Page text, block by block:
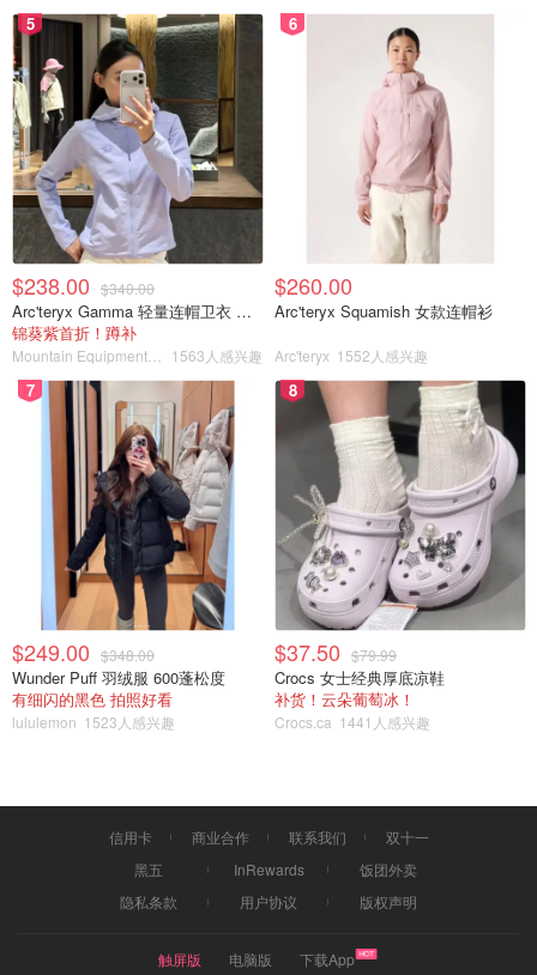
謝謝寶寶看到最後，下次會再試一些有功能的無咖啡因茶
包，敬請期待～
Twinings 川宁 百搭冷泡茶
5
$238.00 $340.00
Arc'teryx Gamma 轻量连帽卫衣 女款
锦葵紫首折！蹲补
1563人感兴趣
6
$260.00
Arc'teryx Squamish 女款连帽衫
Arc'teryx 1552人感兴趣
7
$249.00 $348.00
Wunder Puff 羽绒服 600蓬松度
有细闪的黑色 拍照好看
lululemon 1523人感兴趣
8
$37.50 $79.99
Crocs 女士经典厚底凉鞋
补货！云朵葡萄冰！
Crocs.ca 1441人感兴趣
信用卡 商业合作 联系我们
双十一
黑五
InRewards
饭团外卖
隐私条款
用户协议 版权声明
触屏版 电脑版 下载App